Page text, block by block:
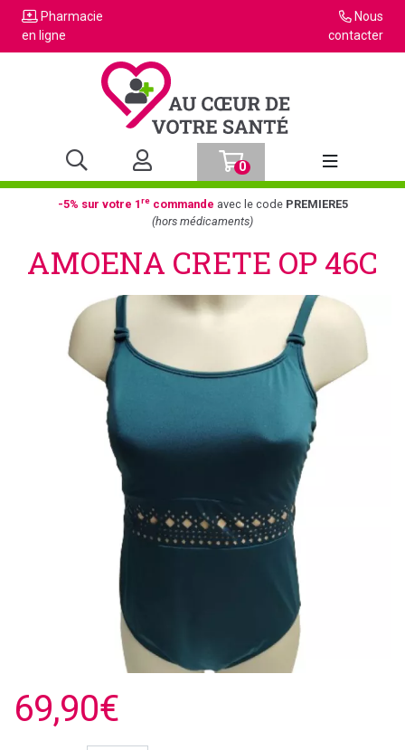
Pharmacie
en ligne
Nous
contacter
0
Afficher la
-5% sur votre 1recommande avec le code PREMIERE5
(hors médicaments)
AMOENA CRETE OP 46C
69,90€